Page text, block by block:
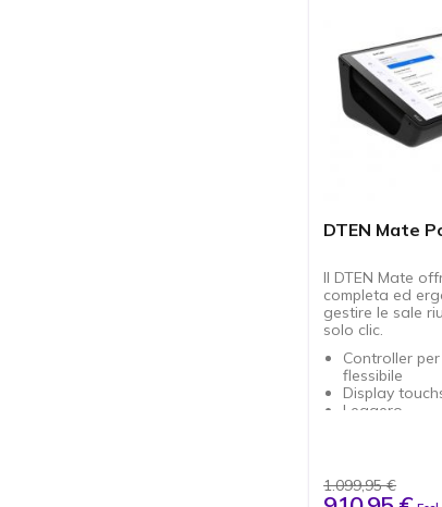
DTEN Mate
Il DTEN Mate
completa ed
gestire le sale
solo clic.
Controller
flessibile
Display
Leggero
1.099,95 €